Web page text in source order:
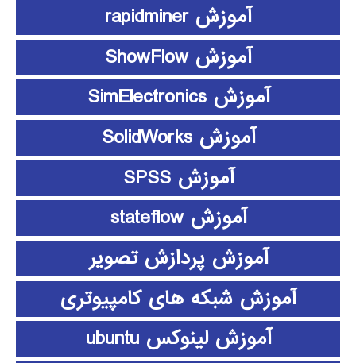
آموزش rapidminer
آموزش ShowFlow
آموزش SimElectronics
آموزش SolidWorks
آموزش SPSS
آموزش stateflow
آموزش پردازش تصویر
آموزش شبکه های کامپیوتری
آموزش لینوکس ubuntu